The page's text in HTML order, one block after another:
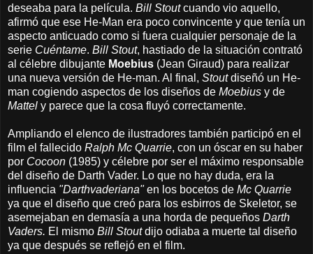
deseaba para la película. Bill Stoutcuando vio aquello,
afirmó que ese He-Man era poco convincente y que tenía un
aspecto anticuado como si fuera cualquier personaje de la
serie Cuéntame. Bill Stout, hastiado de la situación contrató
al célebre dibujante Moebius (Jean Giraud) para realizar
una nueva versión de He-man. Al final, Stoutdiseñó un He-
man cogiendo aspectos de los diseños de Moebius y de
Mattel y parece que la cosa fluyó correctamente.
Ampliando el elenco de ilustradores también participó en el
film el fallecido Ralph Mc Quarrie, con un óscar en su haber
por Cocoon (1985) y célebre por ser el máximo responsable
del diseño de Darth Vader. Lo que no hay duda, era la
influencia "Darthvaderiana"en los bocetos de Mc Quarrie
ya que el diseño que creó para los esbirros de Skeletor, se
asemejaban en demasía a una horda de pequeños Darth
Vaders. El mismo Bill Stoutdijo odiaba a muerte tal diseño
ya que después se reflejó en el film.